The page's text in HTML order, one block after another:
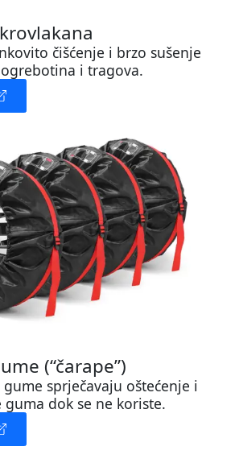
čišćenje i brzo sušenje
i tragova.
(“čarape”)
sprječavaju oštećenje i
dok se ne koriste.